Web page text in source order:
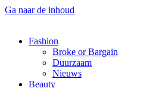
Ga naar de inhoud
Fashion
Broke or Bargain
Duurzaam
Nieuws
Beauty